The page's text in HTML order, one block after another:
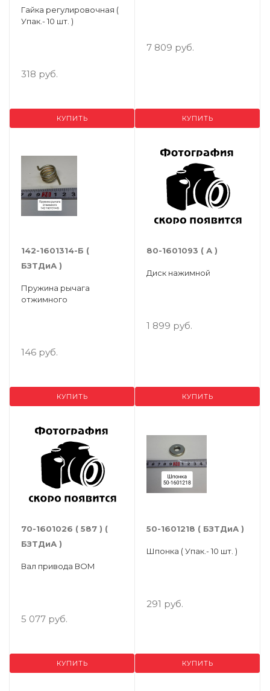
Гайка регулировочная (
Упак.- 10 шт. )
318 руб.
КУПИТЬ
7 809 руб.
КУПИТЬ
142-1601314-Б (
БЗТДиА )
Пружина рычага
отжимного
146 руб.
КУПИТЬ
80-1601093 ( А )
Диск нажимной
1 899 руб.
КУПИТЬ
70-1601026 ( 587 ) (
БЗТДиА )
Вал привода ВОМ
5 077 руб.
КУПИТЬ
50-1601218 ( БЗТДиА )
Шпонка ( Упак.- 10 шт. )
291 руб.
КУПИТЬ